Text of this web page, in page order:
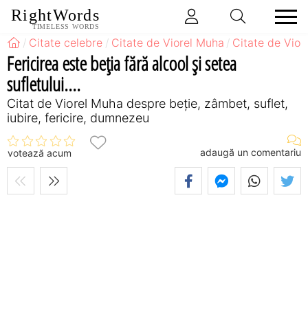
RightWords
TIMELESS WORDS
Citate celebre Citate de Viorel Muha Citate de
Fericirea este beţia fără alcool şi setea
sufletului....
Citat de Viorel Muha despre beție, zâmbet, suflet,
iubire, fericire, dumnezeu
votează acum adaugă un comentariu